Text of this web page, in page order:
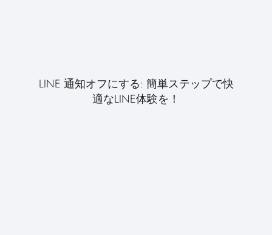
LINE 通知オフにする: 簡単ステップで快
適なLINE体験を！